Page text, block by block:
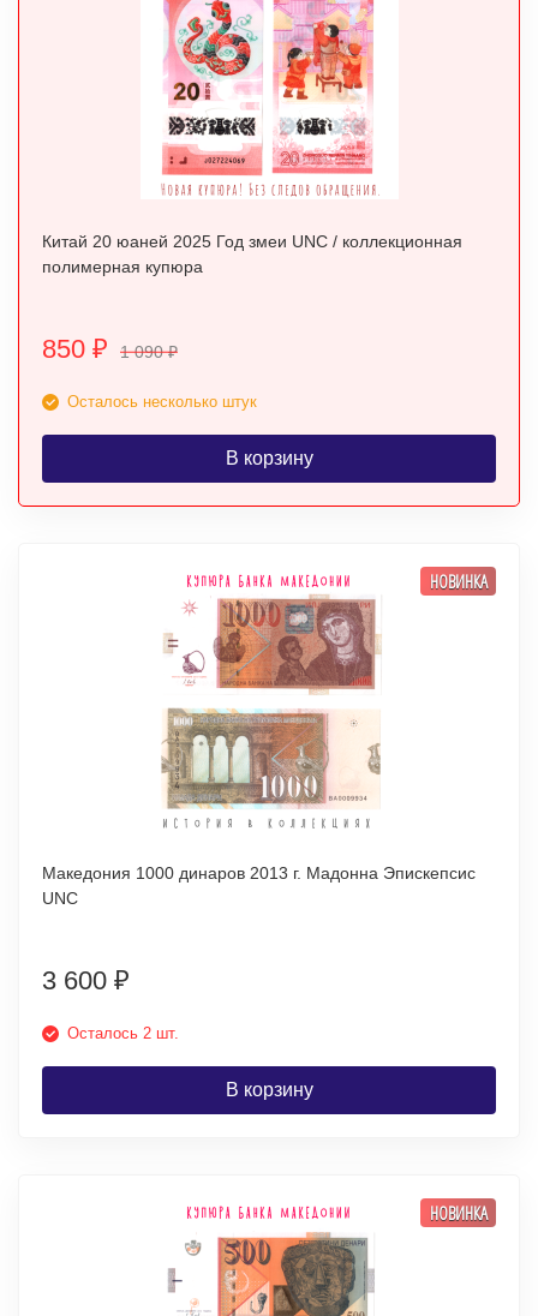
Китай 20 юаней 2025 Год змеи UNC / коллекционная
полимерная купюра
850 ₽ 1 090₽
Осталось несколько штук
В корзину
НОВИНКА
Македония 1000 динаров 2013 г. Мадонна Эпискепсис
UNC
3 600 ₽
Осталось 2 шт.
В корзину
НОВИНКА